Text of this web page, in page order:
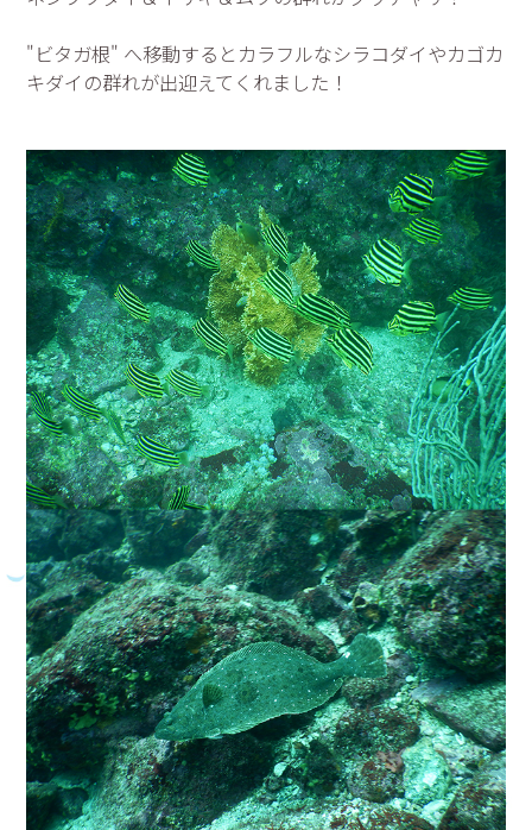
"ビタガ根" へ移動するとカラフルなシラコダイやカゴカ
キダイの群れが出迎えてくれました！